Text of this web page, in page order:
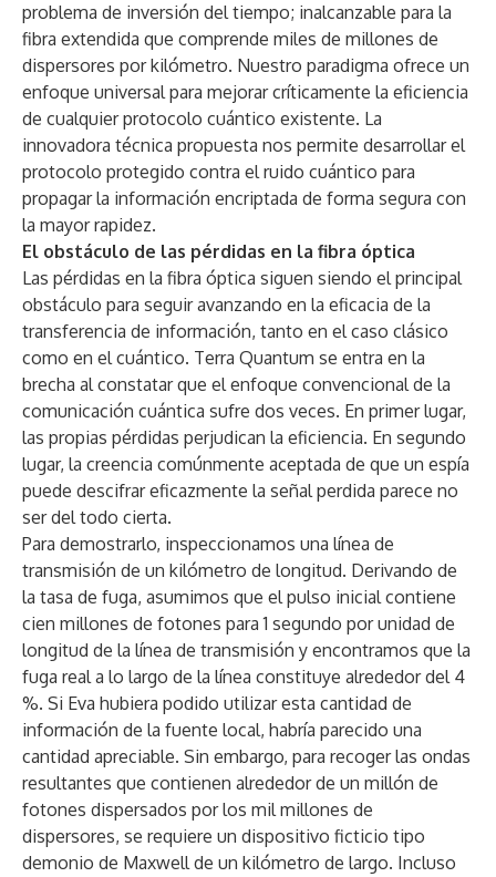
problema de inversión del tiempo; inalcanzable para la
fibra extendida que comprende miles de millones de
dispersores por kilómetro. Nuestro paradigma ofrece un
enfoque universal para mejorar críticamente la eficiencia
de cualquier protocolo cuántico existente. La
innovadora técnica propuesta nos permite desarrollar el
protocolo protegido contra el ruido cuántico para
propagar la información encriptada de forma segura con
la mayor rapidez.
El obstáculo de las pérdidas en la fibra óptica
Las pérdidas en la fibra óptica siguen siendo el principal
obstáculo para seguir avanzando en la eficacia de la
transferencia de información, tanto en el caso clásico
como en el cuántico. Terra Quantum se entra en la
brecha al constatar que el enfoque convencional de la
comunicación cuántica sufre dos veces. En primer lugar,
las propias pérdidas perjudican la eficiencia. En segundo
lugar, la creencia comúnmente aceptada de que un espía
puede descifrar eficazmente la señal perdida parece no
ser del todo cierta.
Para demostrarlo, inspeccionamos una línea de
transmisión de un kilómetro de longitud. Derivando de
la tasa de fuga, asumimos que el pulso inicial contiene
cien millones de fotones para 1 segundo por unidad de
longitud de la línea de transmisión y encontramos que la
fuga real a lo largo de la línea constituye alrededor del 4
%. Si Eva hubiera podido utilizar esta cantidad de
información de la fuente local, habría parecido una
cantidad apreciable. Sin embargo, para recoger las ondas
resultantes que contienen alrededor de un millón de
fotones dispersados por los mil millones de
dispersores, se requiere un dispositivo ficticio tipo
demonio de Maxwell de un kilómetro de largo. Incluso